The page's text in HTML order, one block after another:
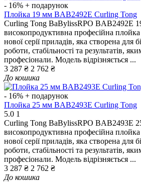
- 16% + подарунок
Плойка 19 мм BAB2492E Curling Tong
Curling Tong BaBylissRPO BAB2492E
високопродуктивна професійна
нової серії приладів, яка створена для
роботи, стабільності та результатів,
професіонали. Модель відрізняється ...
3 287 ₴ 2 762 ₴
До кошика
- 16% + подарунок
Плойка 25 мм BAB2493E Curling Tong
5.0 1
Curling Tong BaBylissRPO BAB2493E
високопродуктивна професійна
нової серії приладів, яка створена для
роботи, стабільності та результатів,
професіонали. Модель відрізняється ...
3 287 ₴ 2 762 ₴
До кошика